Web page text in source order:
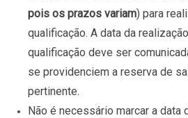
pois os prazos variam) para
qualificação. A data da
qualificação deve ser
se providenciem a reserva de
pertinente.
Não é necessário marcar a data